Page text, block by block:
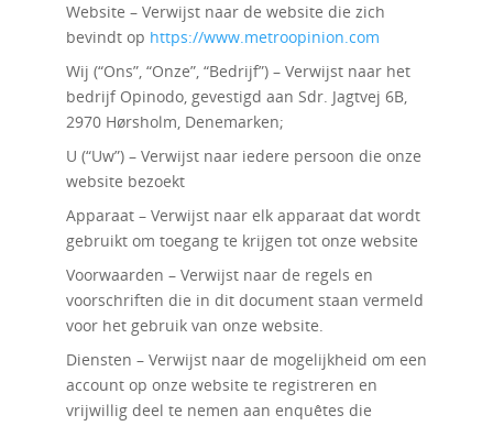
Website – Verwijst naar de website die zich
bevindt op https://www.metroopinion.com
Wij (“Ons”, “Onze”, “Bedrijf”) – Verwijst naar het
bedrijf Opinodo, gevestigd aan Sdr. Jagtvej 6B,
2970 Hørsholm, Denemarken;
U (“Uw”) – Verwijst naar iedere persoon die onze
website bezoekt
Apparaat – Verwijst naar elk apparaat dat wordt
gebruikt om toegang te krijgen tot onze website
Voorwaarden – Verwijst naar de regels en
voorschriften die in dit document staan ​​vermeld
voor het gebruik van onze website.
Diensten – Verwijst naar de mogelijkheid om een
​​account op onze website te registreren en
vrijwillig deel te nemen aan enquêtes die